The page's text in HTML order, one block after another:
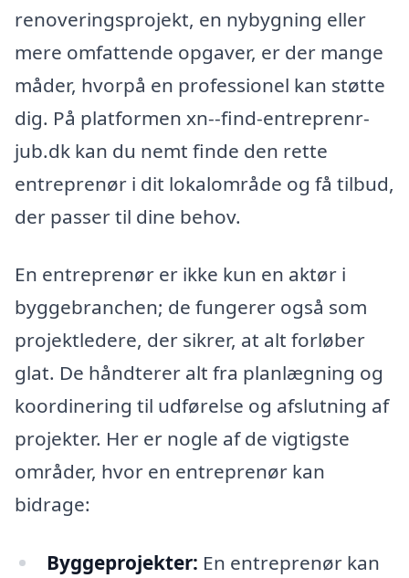
renoveringsprojekt, en nybygning eller
mere omfattende opgaver, er der mange
måder, hvorpå en professionel kan støtte
dig. På platformen xn--find-entreprenr-
jub.dk kan du nemt finde den rette
entreprenør i dit lokalområde og få tilbud,
der passer til dine behov.
En entreprenør er ikke kun en aktør i
byggebranchen; de fungerer også som
projektledere, der sikrer, at alt forløber
glat. De håndterer alt fra planlægning og
koordinering til udførelse og afslutning af
projekter. Her er nogle af de vigtigste
områder, hvor en entreprenør kan
bidrage:
Byggeprojekter: En entreprenør kan